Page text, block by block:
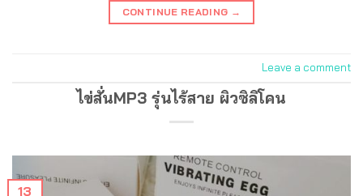
CONTINUE READING →
Leave a comment
ไข่สั่นMP3 รุ่นไร้สาย ผิวซิลิโคน
13